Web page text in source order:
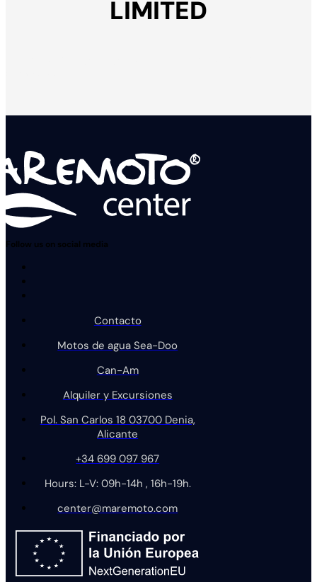
LIMITED
Follow us on social media
Contacto
Motos de agua Sea-Doo
Can-Am
Alquiler y Excursiones
Pol. San Carlos 18 03700 Denia,
Alicante
+34 699 097 967
Hours: L-V: 09h-14h , 16h-19h.
center@maremoto.com